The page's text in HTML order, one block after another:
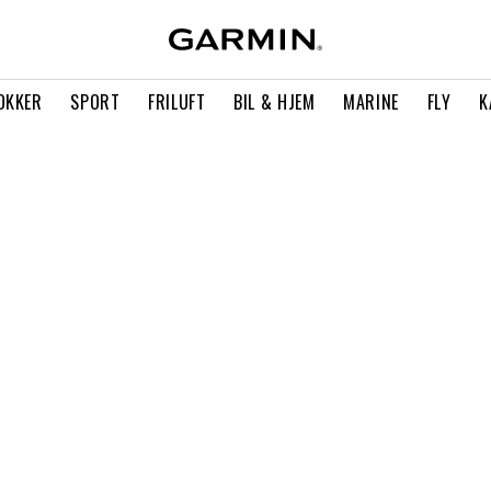
SPORT FRILUFT BIL & HJEM MARINE FLY